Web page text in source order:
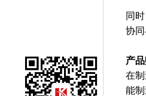
同
协
产
在
能